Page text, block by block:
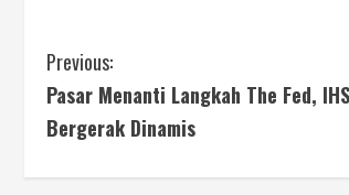
C
o
Previous:
Pasar Menanti Langkah The Fed,
Bergerak Dinamis